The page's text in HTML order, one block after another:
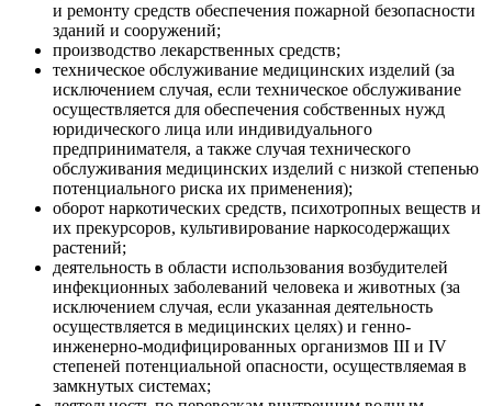
и ремонту средств обеспечения пожарной безопасности
зданий и сооружений;
производство лекарственных средств;
техническое обслуживание медицинских изделий (за
исключением случая, если техническое обслуживание
осуществляется для обеспечения собственных нужд
юридического лица или индивидуального
предпринимателя, а также случая технического
обслуживания медицинских изделий с низкой степенью
потенциального риска их применения);
оборот наркотических средств, психотропных веществ и
их прекурсоров, культивирование наркосодержащих
растений;
деятельность в области использования возбудителей
инфекционных заболеваний человека и животных (за
исключением случая, если указанная деятельность
осуществляется в медицинских целях) и генно-
инженерно-модифицированных организмов III и IV
степеней потенциальной опасности, осуществляемая в
замкнутых системах;